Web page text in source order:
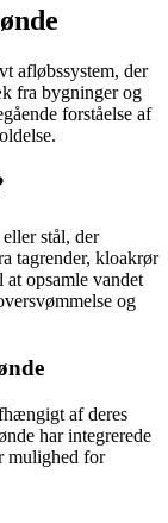
afløbssystem, der
fra bygninger og
forståelse af
stål, der
tagrender, kloakrør
at opsamle vandet
og
af deres
har integrerede
mulighed for